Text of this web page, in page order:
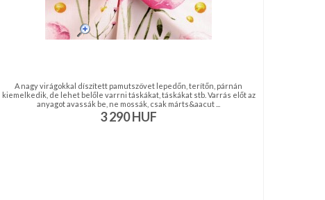
A nagy virágokkal díszített pamutszövet lepedőn, terítőn, párnán
kiemelkedik, de lehet belőle varrni táskákat, táskákat stb. Varrás előt az
anyagot avassák be, ne mossák, csak márts&aacut ...
3 290HUF